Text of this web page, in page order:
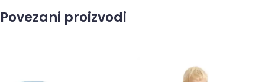
Povezani proizvodi